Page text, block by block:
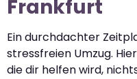
Frankfurt
Ein durchdachter
stressfreien Umzug.
die dir helfen wird,